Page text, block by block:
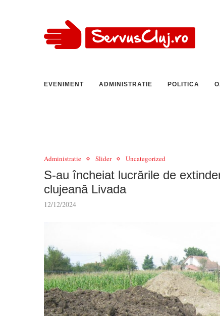
EVENIMENT ADMINISTRATIE POLITICA
Administratie Slider Uncategorized
S-au încheiat lucrările de
clujeană Livada
12/12/2024